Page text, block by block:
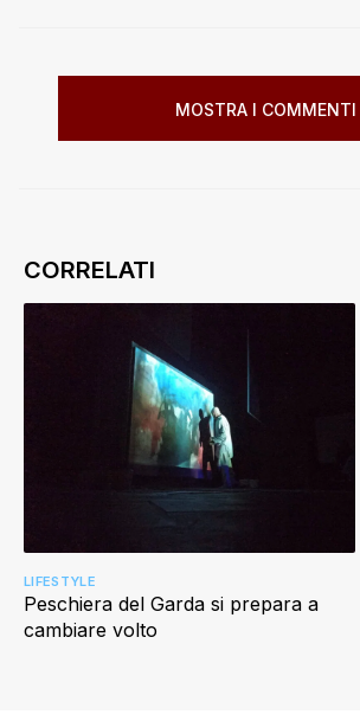
MOSTRA I COMMENTI
Peschiera del Garda si prepara a
cambiare volto
LIFESTYLE